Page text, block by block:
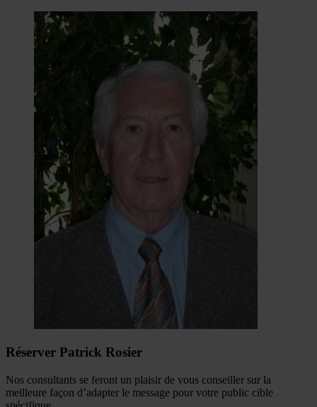
Réserver Patrick Rosier
Nos consultants se feront un plaisir de vous conseiller sur la
meilleure façon d’adapter le message pour votre public cible